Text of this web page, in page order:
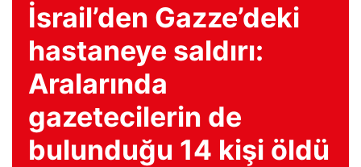
İsrail’den Gazze’deki
hastaneye saldırı:
Aralarında
gazetecilerin de
bulunduğu 14 kişi öldü